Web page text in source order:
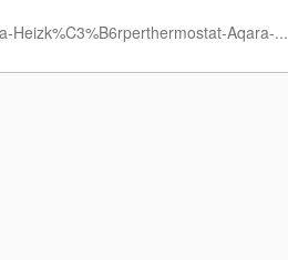
Heizk%C3%B6rperthermostat-Aqara-...